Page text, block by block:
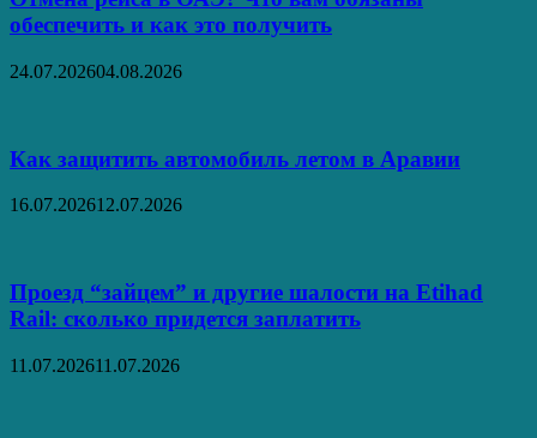
обеспечить и как это получить
24.07.202604.08.2026
Как защитить автомобиль летом в Аравии
16.07.202612.07.2026
Проезд “зайцем” и другие шалости на Etihad
Rail: сколько придется заплатить
11.07.202611.07.2026